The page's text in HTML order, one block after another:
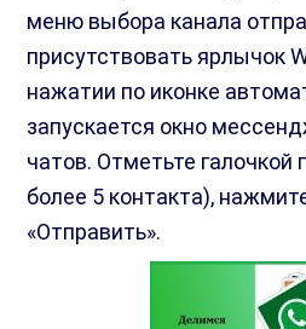
меню выбора канала
присутствовать ярлычок
нажатии по иконке
запускается окно
чатов. Отметьте галочкой
более 5 контакта),
«Отправить».